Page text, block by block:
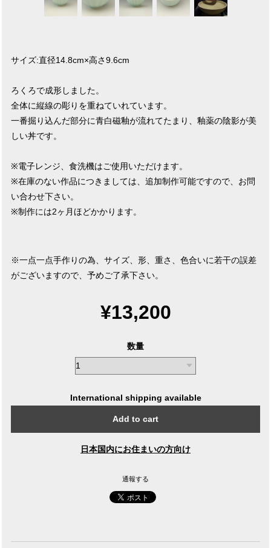
サイズ:直径14.8cm×高さ9.6cm
ろくろで成形しました。
全体に縦線の彫りを重ねていれています。
一番掘り込んだ部分に青白磁釉が流れてたまり、釉薬の陰影が美
しい丼です。
※電子レンジ、食洗機はご使用いただけます。
※在庫のない作品につきましては、追加制作可能ですので、お問
い合わせ下さい。
※制作には2ヶ月ほどかかります。
※一点一点手作りの為、サイズ、形、重さ、色合いに若干の誤差
がございますので、予めご了承下さい。
¥13,200
数量
International shipping available
Add to cart
日本国内にお住まいの方向け
通報する